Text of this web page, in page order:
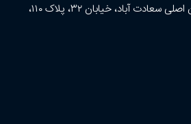
تهران، سعادت آباد، خیابان اصلی سعادت آباد، خیابان ۳۲، پلاک ۱۱۰،